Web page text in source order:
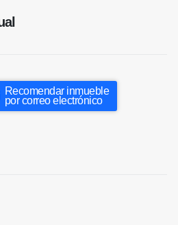
Recomendar inmueble
por correo electrónico